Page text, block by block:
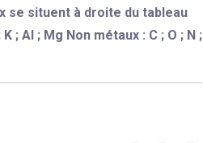
se situent à droite du tableau
; Al ; Mg Non métaux : C ; O ; N ;